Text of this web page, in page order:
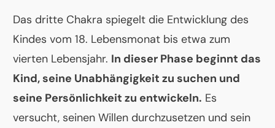
Das dritte Chakra spiegelt die Entwicklung des
Kindes vom 18. Lebensmonat bis etwa zum
vierten Lebensjahr. In dieser Phase beginnt das
Kind, seine Unabhängigkeit zu suchen und
seine Persönlichkeit zu entwickeln. Es
versucht, seinen Willen durchzusetzen und sein